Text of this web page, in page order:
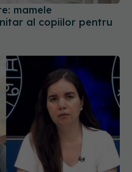
mamele
al copiilor pentru